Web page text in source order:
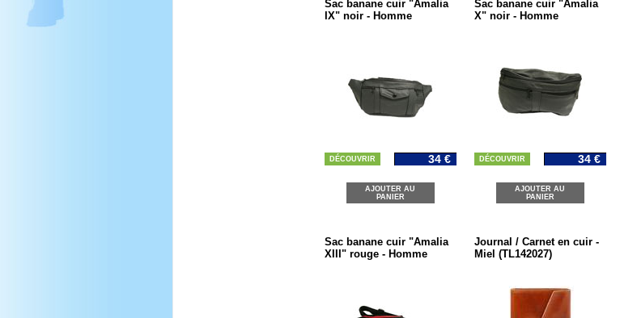
Sac banane cuir "Amalia
IX" noir - Homme
DÉCOUVRIR 34 €
AJOUTER AU
PANIER
Sac banane cuir "Amalia
X" noir - Homme
DÉCOUVRIR 34 €
AJOUTER AU
PANIER
Sac banane cuir "Amalia
XIII" rouge - Homme
Journal / Carnet en cuir -
Miel (TL142027)